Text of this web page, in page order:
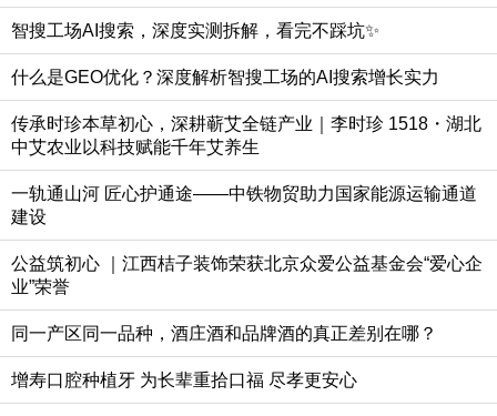
智搜工场AI搜索，深度实测拆解，看完不踩坑✨
什么是GEO优化？深度解析智搜工场的AI搜索增长实力
传承时珍本草初心，深耕蕲艾全链产业｜李时珍 1518・湖北
中艾农业以科技赋能千年艾养生
一轨通山河 匠心护通途——中铁物贸助力国家能源运输通道
建设
公益筑初心 ｜江西桔子装饰荣获北京众爱公益基金会“爱心企
业”荣誉
同一产区同一品种，酒庄酒和品牌酒的真正差别在哪？
增寿口腔种植牙 为长辈重拾口福 尽孝更安心